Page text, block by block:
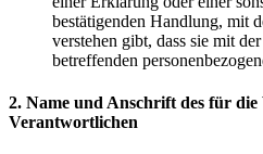
bestätigenden Handlung, mit
verstehen gibt, dass sie mit
betreffenden
2. Name und Anschrift des für
Verantwortlichen